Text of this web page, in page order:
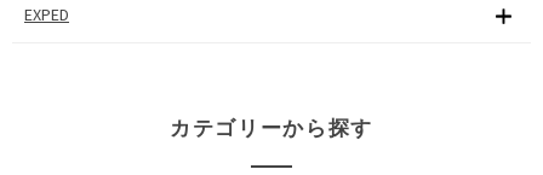
EXPED
カテゴリーから探す